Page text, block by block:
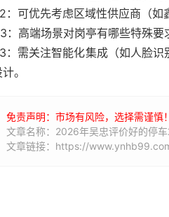
：可优先考虑区域性供应商（如
：高端场景对岗亭有哪些特殊要
：需关注智能化集成（如人脸
。
免责声明：市场有风险，选择需谨慎
文章名称：2026年吴忠评价好的停
文章链接：https://